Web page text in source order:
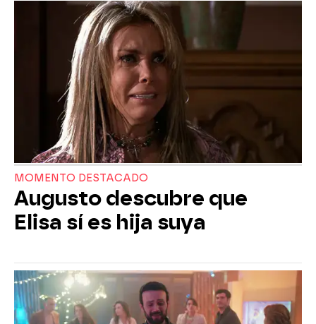
MOMENTO DESTACADO
Augusto descubre que
Elisa sí es hija suya